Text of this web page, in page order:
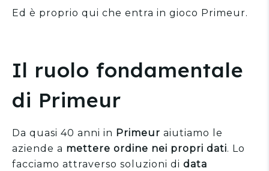
Ed è proprio qui che entra in gioco Primeur.
Il ruolo fondamentale
di Primeur
Da quasi 40 anni in Primeur aiutiamo le
aziende a mettere ordine nei propri dati. Lo
facciamo attraverso soluzioni di data